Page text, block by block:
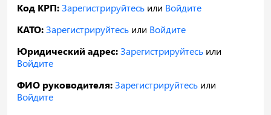
Код КРП:Зарегистрируйтесь или Войдите
КАТО:Зарегистрируйтесь или Войдите
Юридический адрес:Зарегистрируйтесь или
Войдите
ФИО руководителя:Зарегистрируйтесь или
Войдите